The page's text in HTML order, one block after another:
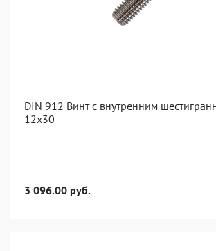
DIN 912 Винт с внутренним
12х30
3 096.00 руб.